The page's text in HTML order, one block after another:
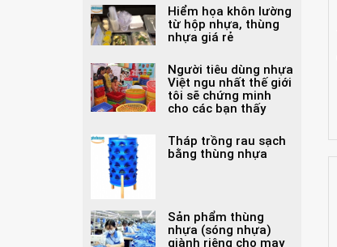
Hiểm họa khôn lường
từ hộp nhựa, thùng
nhựa giá rẻ
Người tiêu dùng nhựa
Việt ngu nhất thế giới
tôi sẽ chứng minh
cho các bạn thấy
Tháp trồng rau sạch
bằng thùng nhựa
Sản phẩm thùng
nhựa (sóng nhựa)
giành riêng cho may